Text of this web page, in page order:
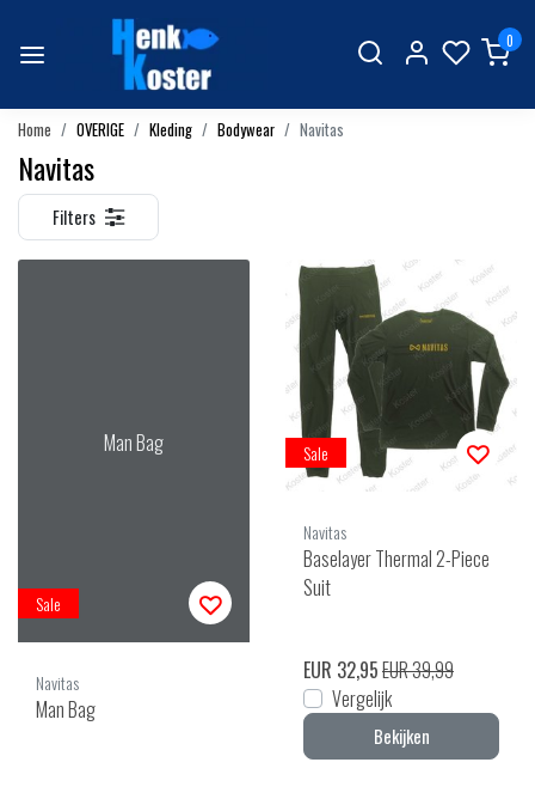
0
Home OVERIGE Kleding Bodywear Navitas
Navitas
Filters
Man Bag
Sale
Navitas
Man Bag
Sale
Navitas
Baselayer Thermal 2-Piece
Suit
EUR 32,95EUR 39,99
Vergelijk
Bekijken